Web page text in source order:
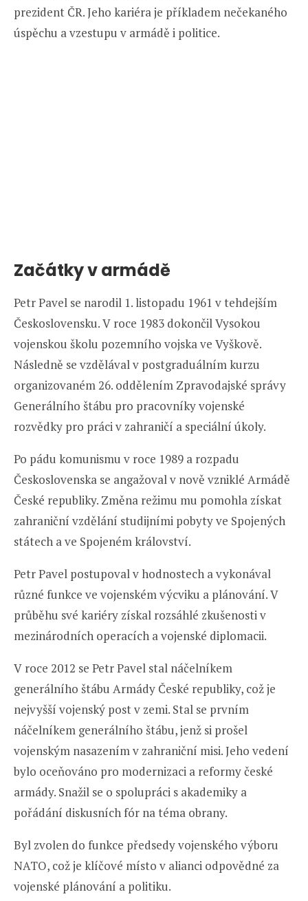
prezident ČR. Jeho kariéra je příkladem nečekaného
úspěchu a vzestupu v armádě i politice.
Začátky v armádě
Petr Pavel se narodil 1. listopadu 1961 v tehdejším
Československu. V roce 1983 dokončil Vysokou
vojenskou školu pozemního vojska ve Vyškově.
Následně se vzdělával v postgraduálním kurzu
organizovaném 26. oddělením Zpravodajské správy
Generálního štábu pro pracovníky vojenské
rozvědky pro práci v zahraničí a speciální úkoly.
Po pádu komunismu v roce 1989 a rozpadu
Československa se angažoval v nově vzniklé Armádě
České republiky. Změna režimu mu pomohla získat
zahraniční vzdělání studijními pobyty ve Spojených
státech a ve Spojeném království.
Petr Pavel postupoval v hodnostech a vykonával
různé funkce ve vojenském výcviku a plánování. V
průběhu své kariéry získal rozsáhlé zkušenosti v
mezinárodních operacích a vojenské diplomacii.
V roce 2012 se Petr Pavel stal náčelníkem
generálního štábu Armády České republiky, což je
nejvyšší vojenský post v zemi. Stal se prvním
náčelníkem generálního štábu, jenž si prošel
vojenským nasazením v zahraniční misi. Jeho vedení
bylo oceňováno pro modernizaci a reformy české
armády. Snažil se o spolupráci s akademiky a
pořádání diskusních fór na téma obrany.
Byl zvolen do funkce předsedy vojenského výboru
NATO, což je klíčové místo v alianci odpovědné za
vojenské plánování a politiku.